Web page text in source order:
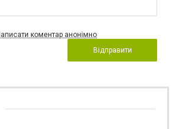
коментар анонімно
Відправити